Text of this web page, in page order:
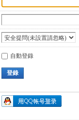
自動登錄
登錄